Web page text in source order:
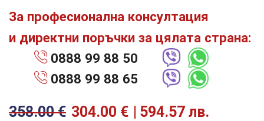
За професионална консултация
и директни поръчки за цялата страна:
0888 99 88 50
0888 99 88 65
358.00€ 304.00 € 594.57 лв.